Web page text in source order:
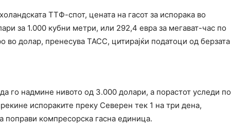
ТТФ-спот, цената на гасот за испорака во
за 1.000 кубни метри, или 292,4 евра за мегават-час по
во долар, пренесува ТАСС, цитирајќи податоци од берзата
го надмине нивото од 3.000 долари, а порастот уследи по
испораките преку Северен тек 1 на три дена,
поправи компресорска гасна единица.